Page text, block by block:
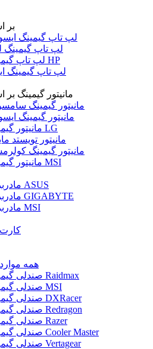
بر
لپ تاپ گیمینگ
لپ تاپ گیمینگ
لپ تاپ گیمینگ HP
لپ تاپ گیمینگ
مانیتور گیمینگ بر
مانیتور گیمینگ
مانیتور گیمینگ
مانیتور گیمینگ LG
مانیتور تویستد
مانیتور گیمینگ
مانیتور گیمینگ MSI
مادربرد گیمینگ ASUS
مادربرد گیمینگ GIGABYTE
مادربرد گیمینگ MSI
همه
صندلی گیمینگ Raidmax
صندلی گیمینگ MSI
صندلی گیمینگ DXRacer
صندلی گیمینگ Redragon
صندلی گیمینگ Razer
صندلی گیمینگ Cooler Master
صندلی گیمینگ Vertagear